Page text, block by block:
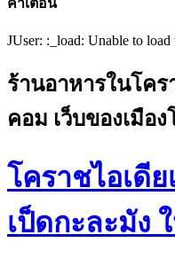
JUser: :_load: Unable to
ร้านอาหารในโค
คอม เว็บของเมือ
โคราชไอเดีย
เป็ดกะละมัง